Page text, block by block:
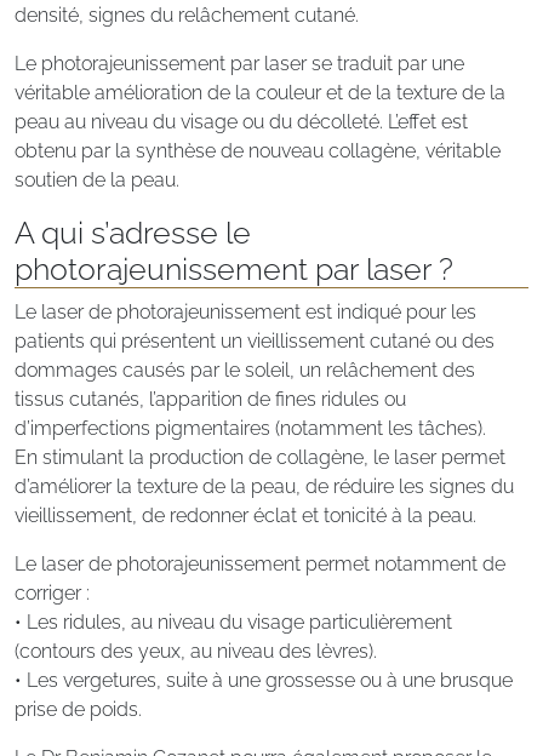
densité, signes du relâchement cutané.
Le photorajeunissement par laser se traduit par une
véritable amélioration de la couleur et de la texture de la
peau au niveau du visage ou du décolleté. L’effet est
obtenu par la synthèse de nouveau collagène, véritable
soutien de la peau.
A qui s’adresse le
photorajeunissement par laser ?
Le laser de photorajeunissement est indiqué pour les
patients qui présentent un vieillissement cutané ou des
dommages causés par le soleil, un relâchement des
tissus cutanés, l’apparition de fines ridules ou
d’imperfections pigmentaires (notamment les tâches).
En stimulant la production de collagène, le laser permet
d’améliorer la texture de la peau, de réduire les signes du
vieillissement, de redonner éclat et tonicité à la peau.
Le laser de photorajeunissement permet notamment de
corriger :
• Les ridules, au niveau du visage particulièrement
(contours des yeux, au niveau des lèvres).
• Les vergetures, suite à une grossesse ou à une brusque
prise de poids.